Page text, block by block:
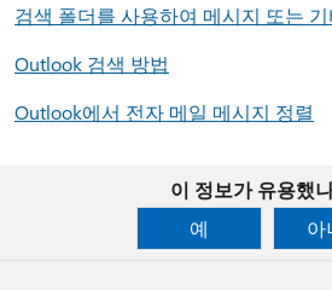
검색 폴더를 사용하여 메시지 또는
Outlook 검색 방법
Outlook에서 전자 메일 메시지 정렬
이 정보가 유용했
예
아